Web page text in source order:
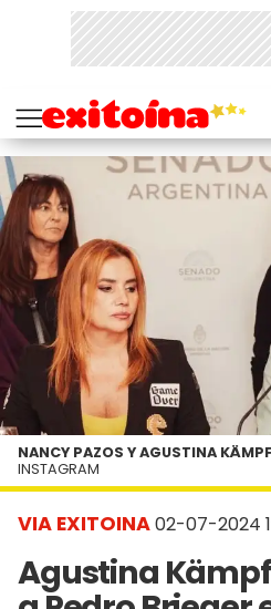
VIA EXITOINA02-07-2024
Agustina
NANCY PAZOS Y AGUSTINA
INSTAGRAM